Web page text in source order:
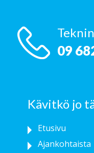
09
Kävitkö jo
Etusivu
Ajankohtaista